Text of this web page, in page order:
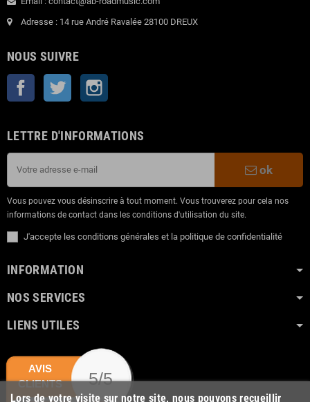
Adresse : 14 rue André Ravalée 28100 DREUX
NOUS SUIVRE
Facebook Twitter
LETTRE D'INFORMATIONS
ok
Vous pouvez vous désinscrire à tout moment. Vous trouverez pour cela nos
informations de contact dans les conditions d'utilisation du site.
J'accepte les conditions générales et la politique de confidentialité
INFORMATION
NOS SERVICES
LIENS UTILES
Lors de votre visite sur notre site, nous pouvons recueillir
AVIS
CLIENTS
5/5